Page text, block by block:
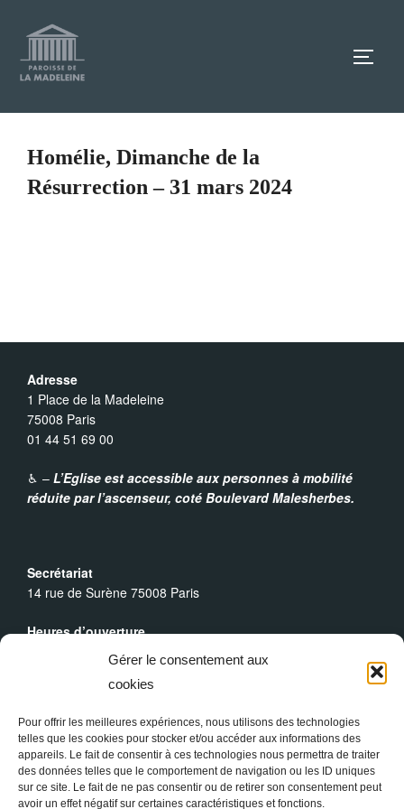
Gérer le consentement aux
cookies
Pour offrir les meilleures expériences, nous utilisons des technologies
telles que les cookies pour stocker et/ou accéder aux informations des
appareils. Le fait de consentir à ces technologies nous permettra de traiter
des données telles que le comportement de navigation ou les ID uniques
sur ce site. Le fait de ne pas consentir ou de retirer son consentement peut
avoir un effet négatif sur certaines caractéristiques et fonctions.
contenu
Homélie, Dimanche de la
Résurrection – 31 mars 2024
Adresse
1 Place de la Madeleine
75008 Paris
01 44 51 69 00
♿︎ – L’Eglise est accessible aux personnes à mobilité
réduite par l’ascenseur, coté Boulevard Malesherbes.
Secrétariat
14 rue de Surène 75008 Paris
Heures d’ouverture
Du lundi au dimanche : 9h30 - 19h00
Messes Dominicales
Dimanche, messe à10h30et18h